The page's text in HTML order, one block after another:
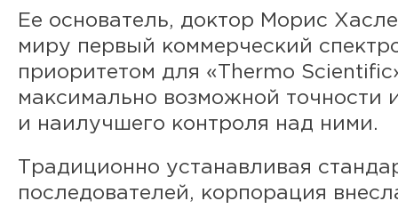
Ее основатель, доктор Морис
миру первый коммерческий
приоритетом для «Thermo
максимально возможной точности
и наилучшего контроля над ними.
Традиционно устанавливая
последователей, корпорация